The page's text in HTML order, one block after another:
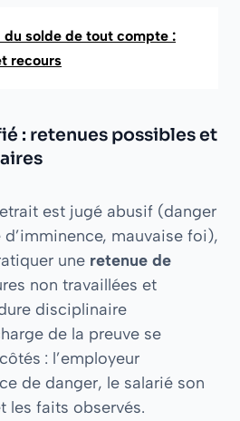
du solde de tout compte :
recours
: retenues possibles et
est jugé abusif (danger
mauvaise foi),
une retenue de
non travaillées et
disciplinaire
de la preuve se
: l’employeur
de danger, le salarié son
les faits observés.